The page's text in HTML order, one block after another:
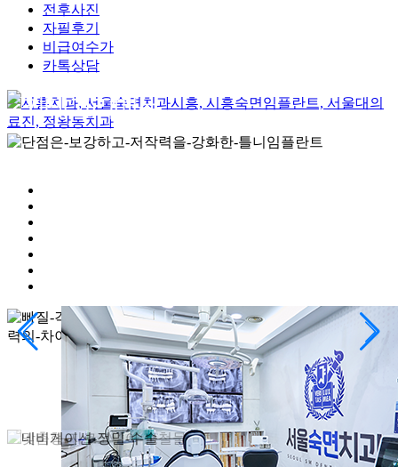
전후사진
자필후기
비급여수가
카톡상담